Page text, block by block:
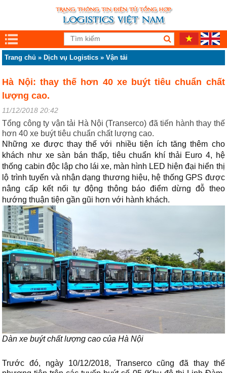
Trang chủ » Dịch vụ Logistics »Vận tải
Hà Nội: thay thế hơn 40 xe buýt tiêu chuẩn chất
lượng cao.
11/12/2018 20:42
Tổng công ty vận tải Hà Nội (Transerco) đã tiến hành thay thế
hơn 40 xe buýt tiêu chuẩn chất lượng cao.
Những xe được thay thế với nhiều tiện ích tăng thêm cho
khách như xe sàn bán thấp, tiêu chuẩn khí thải Euro 4, hệ
thống cabin độc lập cho lái xe, màn hình LED hiện đại hiển thị
lộ trình tuyến và nhận dạng thương hiệu, hệ thống GPS được
nâng cấp kết nối tự động thông báo điểm dừng đỗ theo
hướng thuận tiện gần gũi hơn với hành khách.
Dàn xe buýt chất lượng cao của Hà Nội
Trước đó, ngày 10/12/2018, Transerco cũng đã thay thế